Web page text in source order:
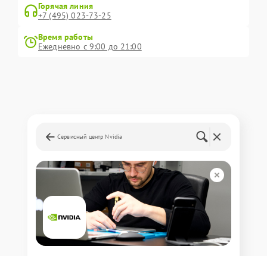
Горячая линия
+7 (495) 023-73-25
Время работы
Ежедневно с 9:00 до 21:00
Сервисный центр Nvidia